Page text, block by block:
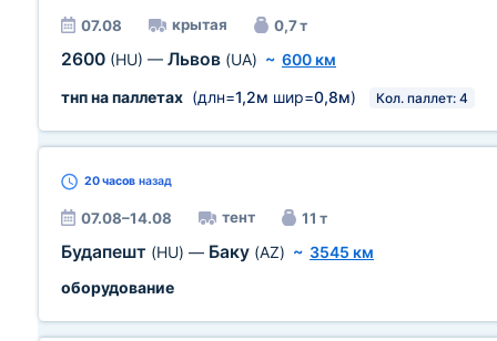
07.08 крытая 0,7 т
2600 (HU) — Львов (UA) ~ 600 км
тнп на паллетах (длн=1,2м шир=0,8м) Кол. паллет: 4
20 часов назад
07.08–14.08 тент 11 т
Будапешт (HU) — Баку (AZ) ~ 3545 км
оборудование